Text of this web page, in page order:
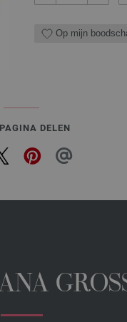
Op mijn
DELEN